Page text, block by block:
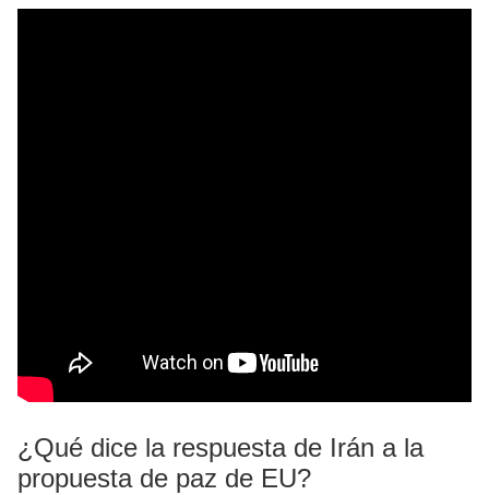
¿Qué dice la respuesta de Irán a la
propuesta de paz de EU?